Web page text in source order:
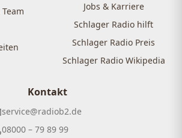
Jobs & Karriere
Schlager Radio hilft
Schlager Radio Preis
Schlager Radio Wikipedia
Kontakt
service@radiob2.de
08000 – 79 89 99